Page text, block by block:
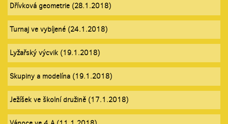
Dřívková geometrie (28.1.2018)
Turnaj ve vybíjené (24.1.2018)
Lyžařský výcvik (19.1.2018)
Skupiny a modelína (19.1.2018)
Ježíšek ve školní družině (17.1.2018)